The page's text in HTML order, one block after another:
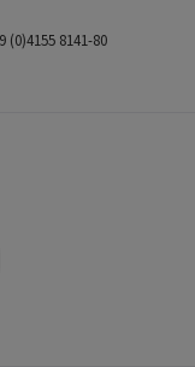
(0)4155 8141-80